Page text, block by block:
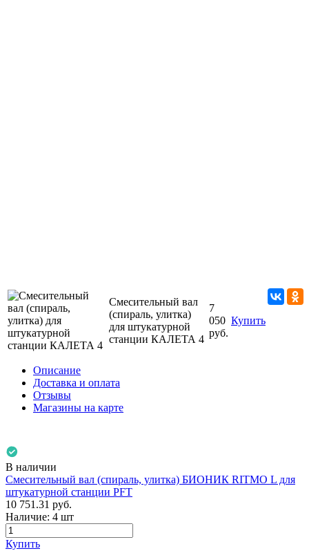
Смесительный вал
(спираль, улитка)
для штукатурной
станции КАЛЕТА 4
7
050
руб.
Купить
Описание
Доставка и оплата
Отзывы
Магазины на карте
В наличии
Смесительный вал (спираль, улитка) БИОНИК RITMO L для
штукатурной станции PFT
10 751.31 руб.
Наличие: 4 шт
Купить